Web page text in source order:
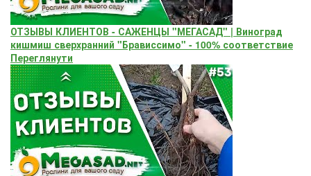
ОТЗЫВЫ КЛИЕНТОВ - САЖЕНЦЫ "МЕГАСАД" | Виноград
кишмиш сверхранний "Брависсимо" - 100% соответствие
Переглянути